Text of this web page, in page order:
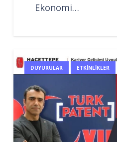
Ekonomi…
DUYURULAR ETKINLIKLER